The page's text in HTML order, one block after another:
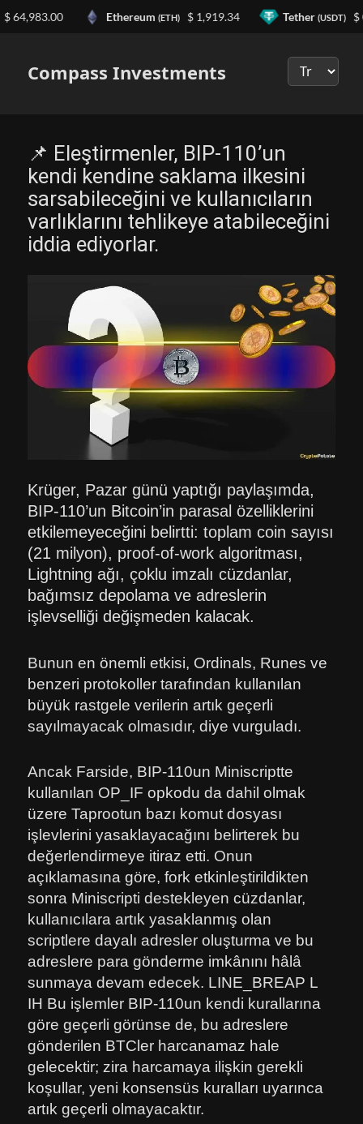
Compass Investments
📌 Eleştirmenler, BIP-110’un
kendi kendine saklama ilkesini
sarsabileceğini ve kullanıcıların
varlıklarını tehlikeye atabileceğini
iddia ediyorlar.
Krüger, Pazar günü yaptığı paylaşımda,
BIP-110’un Bitcoin’in parasal özelliklerini
etkilemeyeceğini belirtti: toplam coin sayısı
(21 milyon), proof-of-work algoritması,
Lightning ağı, çoklu imzalı cüzdanlar,
bağımsız depolama ve adreslerin
işlevselliği değişmeden kalacak.
Bunun en önemli etkisi, Ordinals, Runes ve
benzeri protokoller tarafından kullanılan
büyük rastgele verilerin artık geçerli
sayılmayacak olmasıdır, diye vurguladı.
Ancak Farside, BIP-110un Miniscriptte
kullanılan OP_IF opkodu da dahil olmak
üzere Taprootun bazı komut dosyası
işlevlerini yasaklayacağını belirterek bu
değerlendirmeye itiraz etti. Onun
açıklamasına göre, fork etkinleştirildikten
sonra Miniscripti destekleyen cüzdanlar,
kullanıcılara artık yasaklanmış olan
scriptlere dayalı adresler oluşturma ve bu
adreslere para gönderme imkânını hâlâ
sunmaya devam edecek. LINE_BREAP L
IH Bu işlemler BIP-110un kendi kurallarına
göre geçerli görünse de, bu adreslere
gönderilen BTCler harcanamaz hale
gelecektir; zira harcamaya ilişkin gerekli
koşullar, yeni konsensüs kuralları uyarınca
artık geçerli olmayacaktır.
Ethereum(ETH) $ 1,919.34 Tether(USDT) $